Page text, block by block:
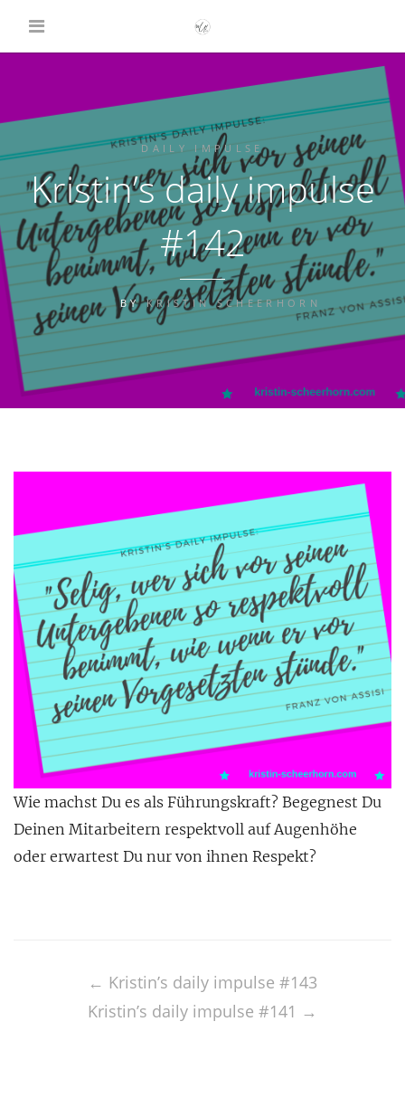
DAILY IMPULSE
Kristin’s daily impulse
#142
BYKRISTIN SCHEERHORN
Wie machst Du es als Führungskraft? Begegnest Du
Deinen Mitarbeitern respektvoll auf Augenhöhe
oder erwartest Du nur von ihnen Respekt?
navigation
← Kristin’s daily impulse #143
Kristin’s daily impulse #141 →